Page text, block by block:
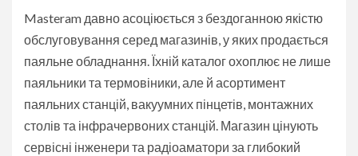
Masteram давно асоціюється з бездоганною якістю
обслуговування серед магазинів, у яких продається
паяльне обладнання. Їхній каталог охоплює не лише
паяльники та термовіники, але й асортимент
паяльних станцій, вакуумних пінцетів, монтажних
столів та інфрачервоних станцій. Магазин цінують
сервісні інженери та радіоаматори за глибокий